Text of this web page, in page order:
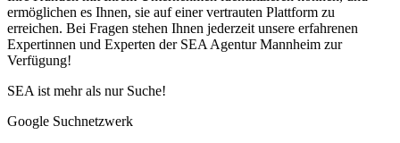
ermöglichen es Ihnen, sie auf einer vertrauten Plattform zu
erreichen. Bei Fragen stehen Ihnen jederzeit unsere erfahrenen
Expertinnen und Experten der SEA Agentur Mannheim zur
Verfügung!
SEA ist mehr als nur Suche!
Google Suchnetzwerk